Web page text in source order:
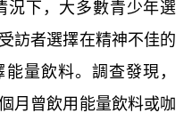
下，大多數青少年選
訪者選擇在精神不佳的
量飲料。調查發現，
月曾飲用能量飲料或咖